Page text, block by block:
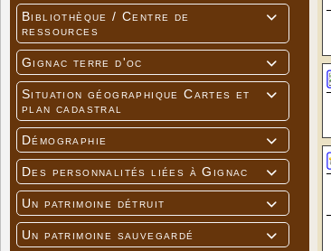

Bibliothèque / Centre de
ressources

Gignac terre d'oc

Situation géographique Cartes et
plan cadastral

Démographie

Des personnalités liées à Gignac

Un patrimoine détruit

Un patrimoine sauvegardé